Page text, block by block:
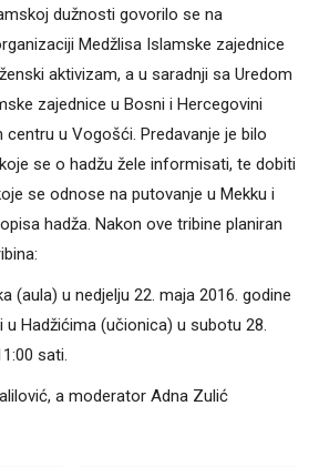
dužnosti govorilo se na
Medžlisa Islamske zajednice
aktivizam, a u saradnji sa Uredom
zajednice u Bosni i Hercegovini
u Vogošći. Predavanje je bilo
se o hadžu žele informisati, te dobiti
se odnose na putovanje u Mekku i
hadža. Nakon ove tribine planiran
(aula) u nedjelju 22. maja 2016. godine
u Hadžićima (učionica) u subotu 28.
sati.
a moderator Adna Zulić